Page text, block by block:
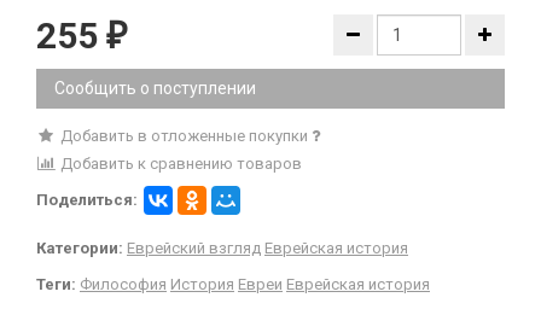
255 ₽
Сообщить о поступлении
Добавить в отложенные покупки
Добавить к сравнению товаров
Поделиться:
Категории: Еврейский взгляд Еврейская история
Теги: Философия История Евреи Еврейская история